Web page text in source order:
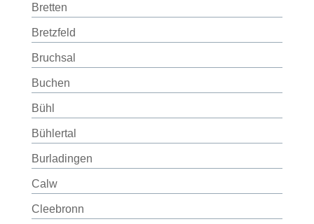
Bretten
Bretzfeld
Bruchsal
Buchen
Bühl
Bühlertal
Burladingen
Calw
Cleebronn